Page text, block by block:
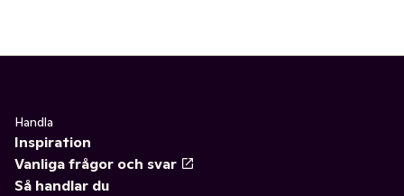
Handla
Inspiration
Vanliga frågor och svar
Så handlar du